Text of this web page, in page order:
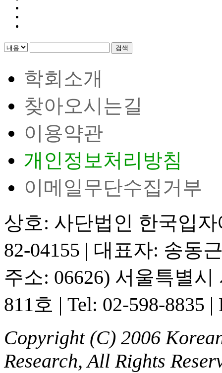
검색
학회소개
찾아오시는길
이용약관
개인정보처리방침
이메일무단수집거부
상호: 사단법인 한국입
82-04155 | 대표자: 송동
주소: 06626) 서울특별
811호 | Tel: 02-598-8835 |
Copyright (C) 2006
Research, All Rights